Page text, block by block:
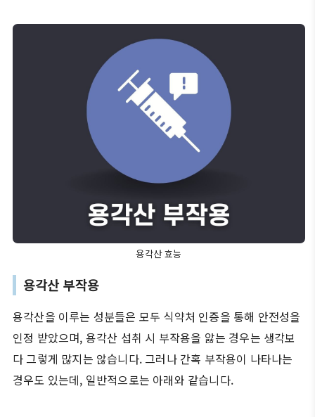
용각산 효능
용각산 부작용
용각산을 이루는 성분들은 모두 식약처 인증을 통해 안전성을
인정 받았으며, 용각산 섭취 시 부작용을 앓는 경우는 생각보
다 그렇게 많지는 않습니다. 그러나 간혹 부작용이 나타나는
경우도 있는데, 일반적으로는 아래와 같습니다.